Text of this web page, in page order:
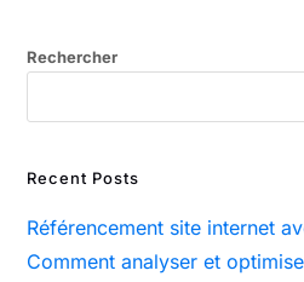
Rechercher
Recent Posts
Référencement site internet
Comment analyser et